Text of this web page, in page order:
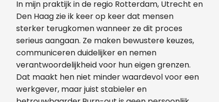
In mijn praktijk in de regio Rotterdam, Utrecht en
Den Haag zie ik keer op keer dat mensen
sterker terugkomen wanneer ze dit proces
serieus aangaan. Ze maken bewustere keuzes,
communiceren duidelijker en nemen
verantwoordelijkheid voor hun eigen grenzen.
Dat maakt hen niet minder waardevol voor een
werkgever, maar juist stabieler en